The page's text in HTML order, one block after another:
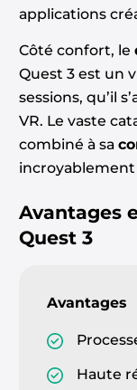
applications
Côté confort, le
Quest 3 est un
sessions, qu’il
VR. Le vaste
combiné à sa
Avantages
Quest 3
Avantages
Haute